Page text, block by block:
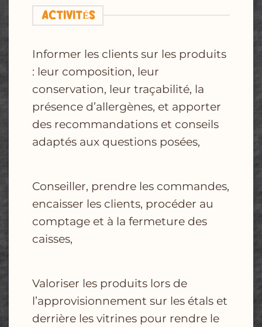
ACTIVITÉS
Informer les clients sur les produits
: leur composition, leur
conservation, leur traçabilité, la
présence d’allergènes, et apporter
des recommandations et conseils
adaptés aux questions posées,
Conseiller, prendre les commandes,
encaisser les clients, procéder au
comptage et à la fermeture des
caisses,
Valoriser les produits lors de
l’approvisionnement sur les étals et
derrière les vitrines pour rendre le